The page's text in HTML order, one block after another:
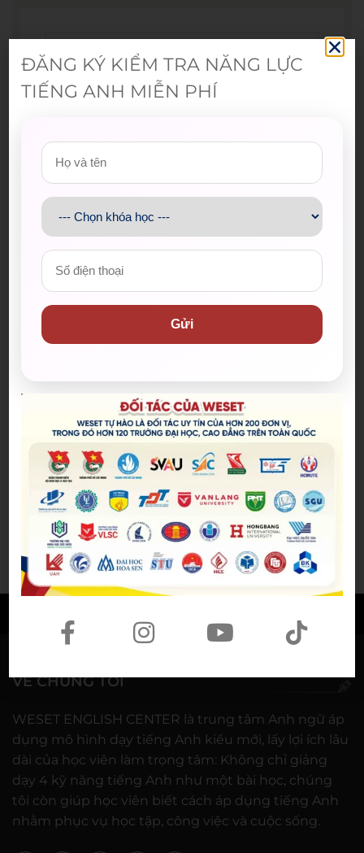
Spider-Man: Brand New Day – Bộ
phim được kỳ vọng đưa MCU trở
lại thời kỳ đỉnh cao
The Odyssey lập kỷ lục doanh
thu mở màn trong sự nghiệp
Christopher Nolan
21/07/2026
Người phụ nữ giữ trọn lời hẹn
gần 60 năm được công nhận là
vợ liệt sĩ
20/07/2026
VỀ CHÚNG TÔI
WESET ENGLISH CENTER là trung tâm Anh ngữ áp
dụng mô hình dạy tiếng Anh kiểu mới, lấy lợi ích lâu
dài của học viên làm trọng tâm: Không chỉ giảng
dạy 4 kỹ năng tiếng Anh như một bài học, chúng
tôi còn giúp học viên biết cách áp dụng tiếng Anh
nhằm phục vụ học tập, công việc và cuộc sống.
ĐĂNG KÝ KIỂM TRA NĂNG LỰC
TIẾNG ANH MIỄN PHÍ
Gửi